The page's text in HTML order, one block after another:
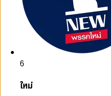
6
ใหม่